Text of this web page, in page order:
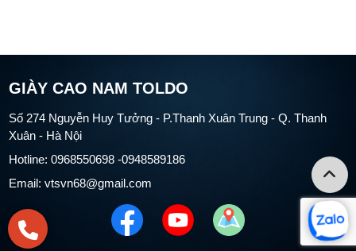
GIÀY CAO NAM TOLDO
Số 274 Nguyễn Huy Tưởng - P.Thanh Xuân Trung - Q. Thanh
Xuân - Hà Nội
Hotline: 0968550698 -0948589186
Email: vtsvn68@gmail.com